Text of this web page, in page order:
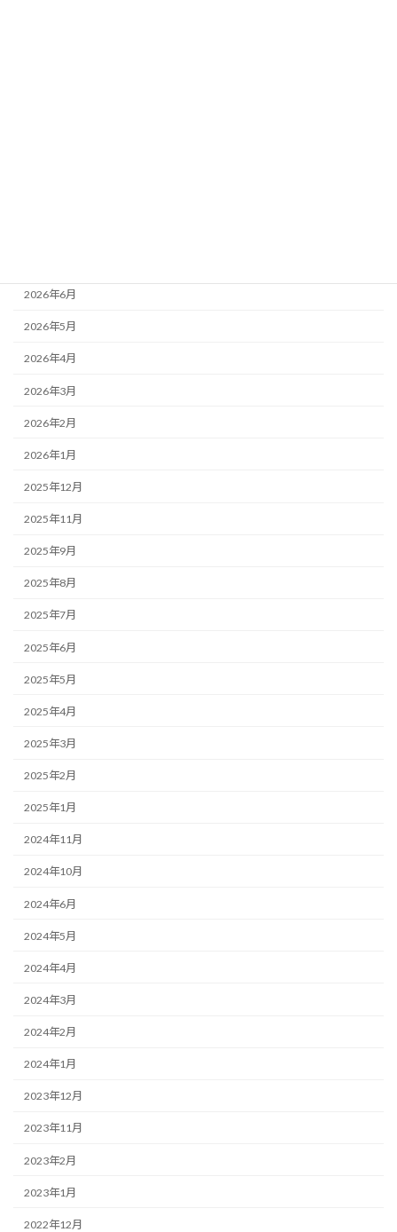
2026年6月
2026年5月
2026年4月
2026年3月
2026年2月
2026年1月
2025年12月
2025年11月
2025年9月
2025年8月
2025年7月
2025年6月
2025年5月
2025年4月
2025年3月
2025年2月
2025年1月
2024年11月
2024年10月
2024年6月
2024年5月
2024年4月
2024年3月
2024年2月
2024年1月
2023年12月
2023年11月
2023年2月
2023年1月
2022年12月